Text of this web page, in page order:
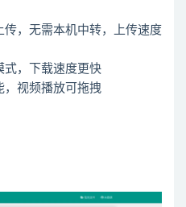
，无需本机中转，上传速度
式，下载速度更快
，视频播放可拖拽